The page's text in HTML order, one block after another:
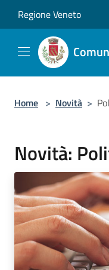
Regione Veneto
Home > Novità >
Novità: